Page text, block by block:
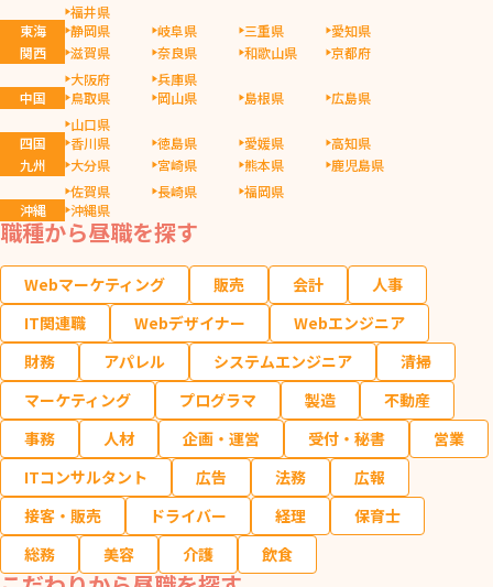
福井県
東海
静岡県 岐阜県 三重県
愛知県
関西
滋賀県 奈良県 和歌山県
京都府
大阪府
兵庫県
中国
鳥取県 岡山県 島根県
広島県
山口県
四国
香川県 徳島県 愛媛県
高知県
九州
大分県 宮崎県 熊本県
鹿児島県
佐賀県
長崎県
福岡県
沖縄
沖縄県
職種から昼職を探す
Webマーケティング 販売 会計
人事
IT関連職
Webデザイナー
Webエンジニア
財務
アパレル システムエンジニア
清掃
マーケティング
プログラマ 製造
不動産
事務
人材 企画・運営 受付・秘書
営業
ITコンサルタント
広告 法務
広報
接客・販売
ドライバー 経理
保育士
総務
美容 介護 飲食